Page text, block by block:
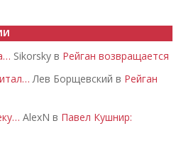
Sikorsky в Рейган возвращается
Лев Борщевский в Рейган
AlexN в Павел Кушнир: